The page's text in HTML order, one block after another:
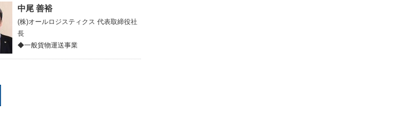
中尾 善裕
(株)オールロジスティクス 代表取締役社
長
◆一般貨物運送事業